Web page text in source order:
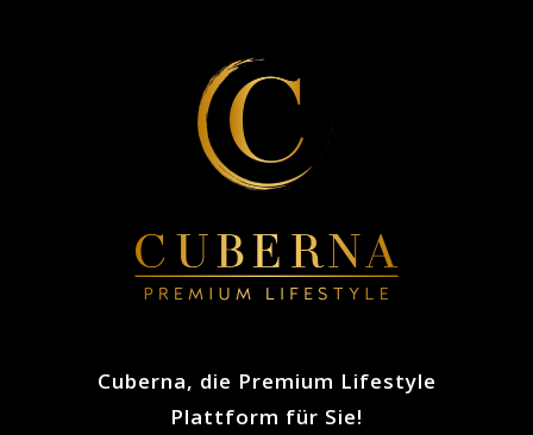
Cuberna, die Premium Lifestyle
Plattform für Sie!